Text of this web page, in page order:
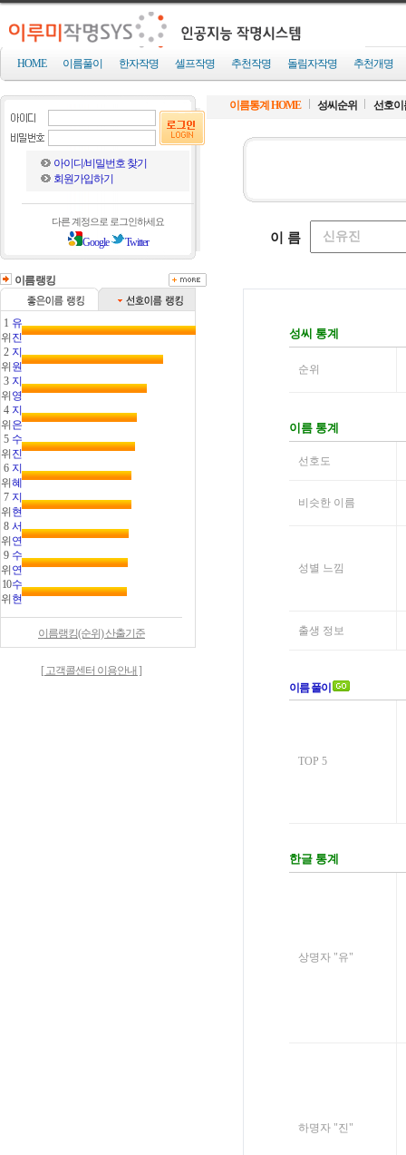
HOME 이름풀이 한자작명 셀프작명 추천작명 돌림자작명 추천개명
아이디/비밀번호 찾기
회원가입하기
다른 계정으로 로그인하세요
Google Twitter
이름랭킹
1
위
유
진
2
위
지
원
3
위
지
영
4
위
지
은
5
위
수
진
6
위
지
혜
7
위
지
현
8
위
서
연
9
위
수
연
10
위
수
현
이름랭킹(순위) 산출기준
[ 고객콜센터 이용안내 ]
이름통계 HOME 성씨순위 선호